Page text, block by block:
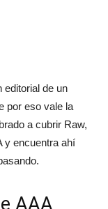
editorial de un
por eso vale la
a cubrir Raw,
y encuentra ahí
AAA